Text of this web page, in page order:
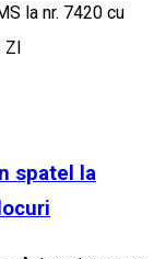
la nr. 7420 cu
ZI
spatel la